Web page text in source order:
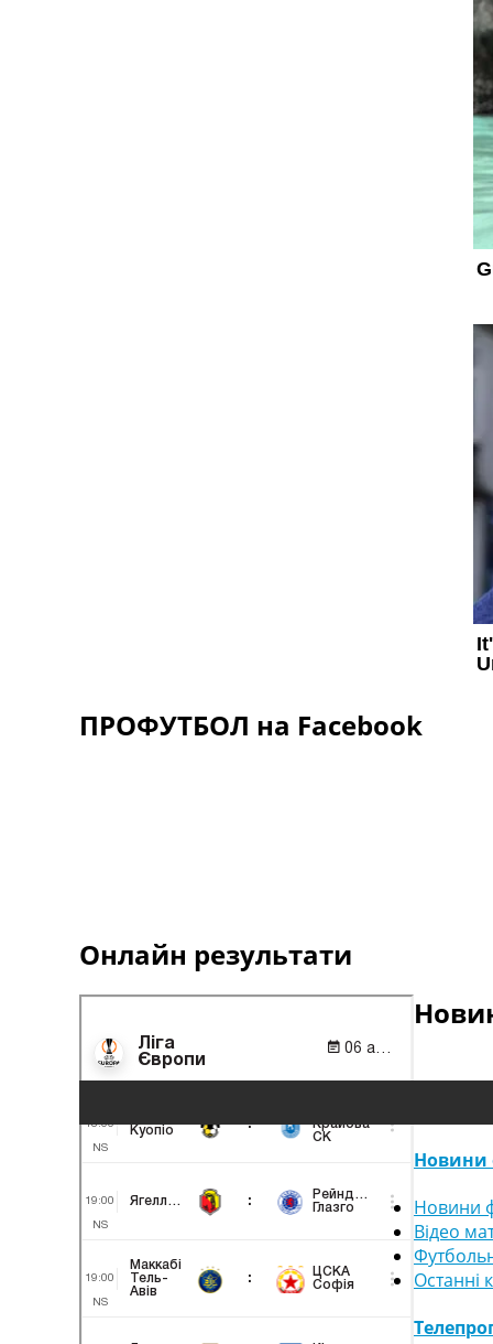
ПРОФУТБОЛ на Facebook
Онлайн результати
Новини
Новини
Відео
Останні